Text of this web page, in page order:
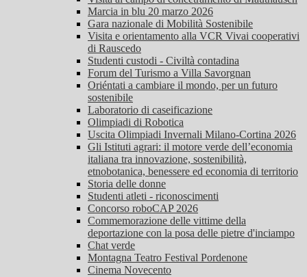
Marcia in blu 20 marzo 2026
Gara nazionale di Mobilità Sostenibile
Visita e orientamento alla VCR Vivai cooperativi
di Rauscedo
Studenti custodi - Civiltà contadina
Forum del Turismo a Villa Savorgnan
Oriéntati a cambiare il mondo, per un futuro
sostenibile
Laboratorio di caseificazione
Olimpiadi di Robotica
Uscita Olimpiadi Invernali Milano-Cortina 2026
Gli Istituti agrari: il motore verde dell’economia
italiana tra innovazione, sostenibilità,
etnobotanica, benessere ed economia di territorio
Storia delle donne
Studenti atleti - riconoscimenti
Concorso roboCAP 2026
Commemorazione delle vittime della
deportazione con la posa delle pietre d'inciampo
Chat verde
Montagna Teatro Festival Pordenone
Cinema Novecento